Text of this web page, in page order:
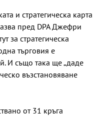
и стратегическа карта
пред DPA Джефри
за стратегическа
търговия е
И също така ще „даде
възстановяване
от 31 кръга